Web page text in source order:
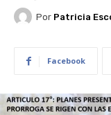
Por Patricia
Facebook